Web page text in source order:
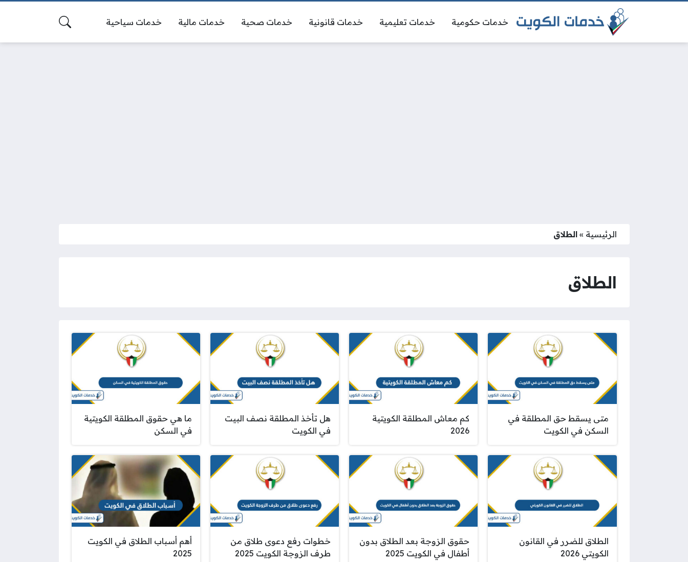
خدمات حكومية خدمات تعليمية خدمات قانونية خدمات صحية خدمات مالية خدمات سياحية
الرئيسية »الطلاق
الطلاق
متى يسقط حق المطلقة في
السكن في الكويت
كم معاش المطلقة الكويتية
2026
هل تأخذ المطلقة نصف البيت
في الكويت
ما هي حقوق المطلقة الكويتية
في السكن
الطلاق للضرر في القانون
الكويتي 2026
حقوق الزوجة بعد الطلاق بدون
أطفال في الكويت 2025
خطوات رفع دعوى طلاق من
طرف الزوجة الكويت 2025
أهم أسباب الطلاق في الكويت
2025